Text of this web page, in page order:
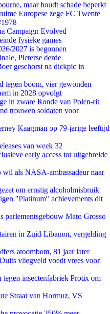
maar houdt schade beperkt
Europese zege FC Twente
Campaign Evolved
fysieke games
2027 is begonnen
Pieterse derde
geschorst na dickpic in
tegen boom, vier gewonden
in 2028 opvolgt
in zware Ronde van Polen-rit
trouwen soldaten voor
Kaagman op 79-jarige leeftijd
van week 32
early access tot uitgebreide
als NASA-ambassadeur naar
om ernstig alcoholmisbruik
"Platinum" achievements dit
parlementsgebouw Mato Grosso
in Zuid-Libanon, vergelding
atoombom, 81 jaar later
vliegveld voedt vrees voor
insectenfabriek Protix om
Straat van Hormuz, VS